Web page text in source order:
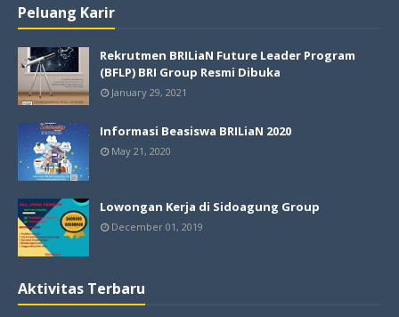
Peluang Karir
Rekrutmen BRILiaN Future Leader Program
(BFLP) BRI Group Resmi Dibuka
January 29, 2021
Informasi Beasiswa BRILiaN 2020
May 21, 2020
Lowongan Kerja di Sidoagung Group
December 01, 2019
Aktivitas Terbaru